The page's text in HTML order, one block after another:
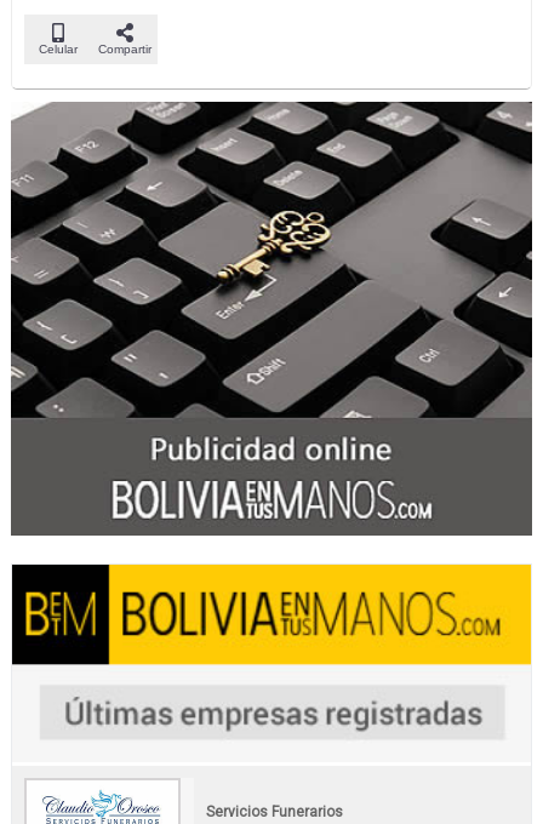
Celular Compartir
Servicios Funerarios